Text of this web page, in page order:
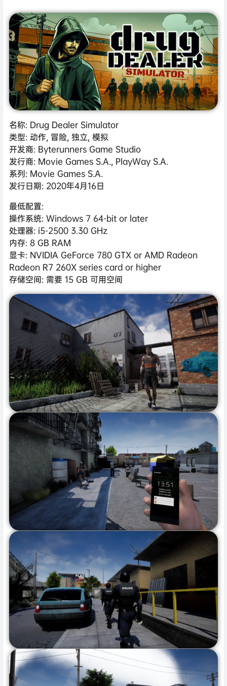
名称: Drug Dealer Simulator
类型: 动作, 冒险, 独立, 模拟
开发商: Byterunners Game Studio
发行商: Movie Games S.A., PlayWay S.A.
系列: Movie Games S.A.
发行日期: 2020年4月16日
最低配置:
操作系统: Windows 7 64-bit or later
处理器: i5-2500 3.30 GHz
内存: 8 GB RAM
显卡: NVIDIA GeForce 780 GTX or AMD Radeon
Radeon R7 260X series card or higher
存储空间: 需要 15 GB 可用空间